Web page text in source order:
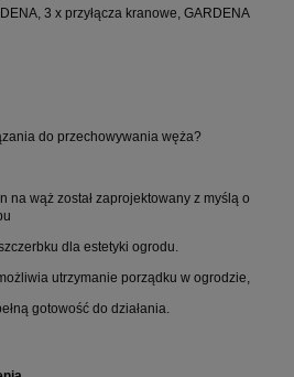
3 x przyłącza kranowe, GARDENA
do przechowywania węża?
na wąż został zaprojektowany z myślą o
dla estetyki ogrodu.
utrzymanie porządku w ogrodzie,
gotowość do działania.